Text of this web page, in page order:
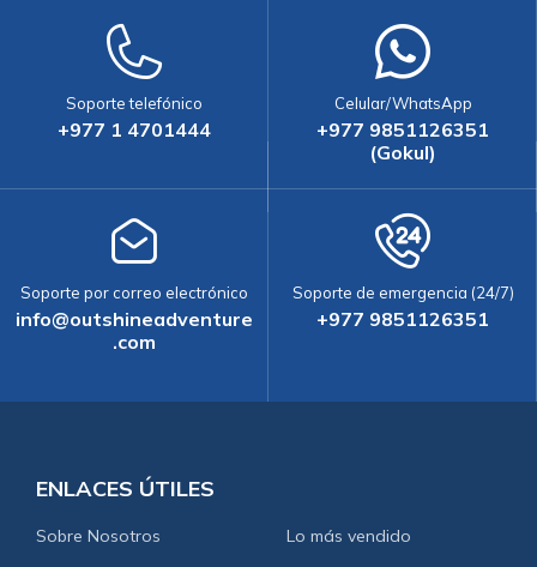
Soporte telefónico
+977 1 4701444
Celular/WhatsApp
+977 9851126351
(Gokul)
Soporte por correo electrónico
info@outshineadventure
.com
Soporte de emergencia (24/7)
+977 9851126351
ENLACES ÚTILES
Sobre Nosotros Lo más vendido